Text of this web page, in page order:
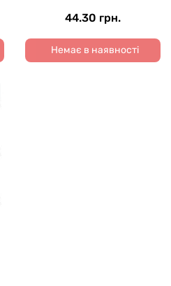
44.30 грн.
Немає в наявності